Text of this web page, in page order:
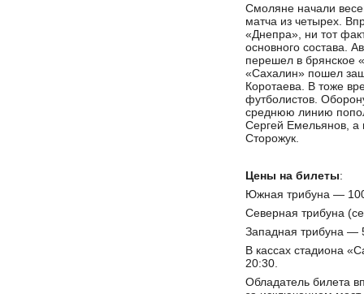
Смоляне начали
матча из четырех.
«Днепра», ни тот
основного состава.
перешел в
«Сахалин» пошел
Коротаева. В тоже
футболистов.
среднюю линию
Сергей Емельянов, а
Сторожук.
Цены на билеты:
Южная трибуна —
Северная трибуна
Западная трибуна —
В кассах стадиона
20:30.
Обладатель билета